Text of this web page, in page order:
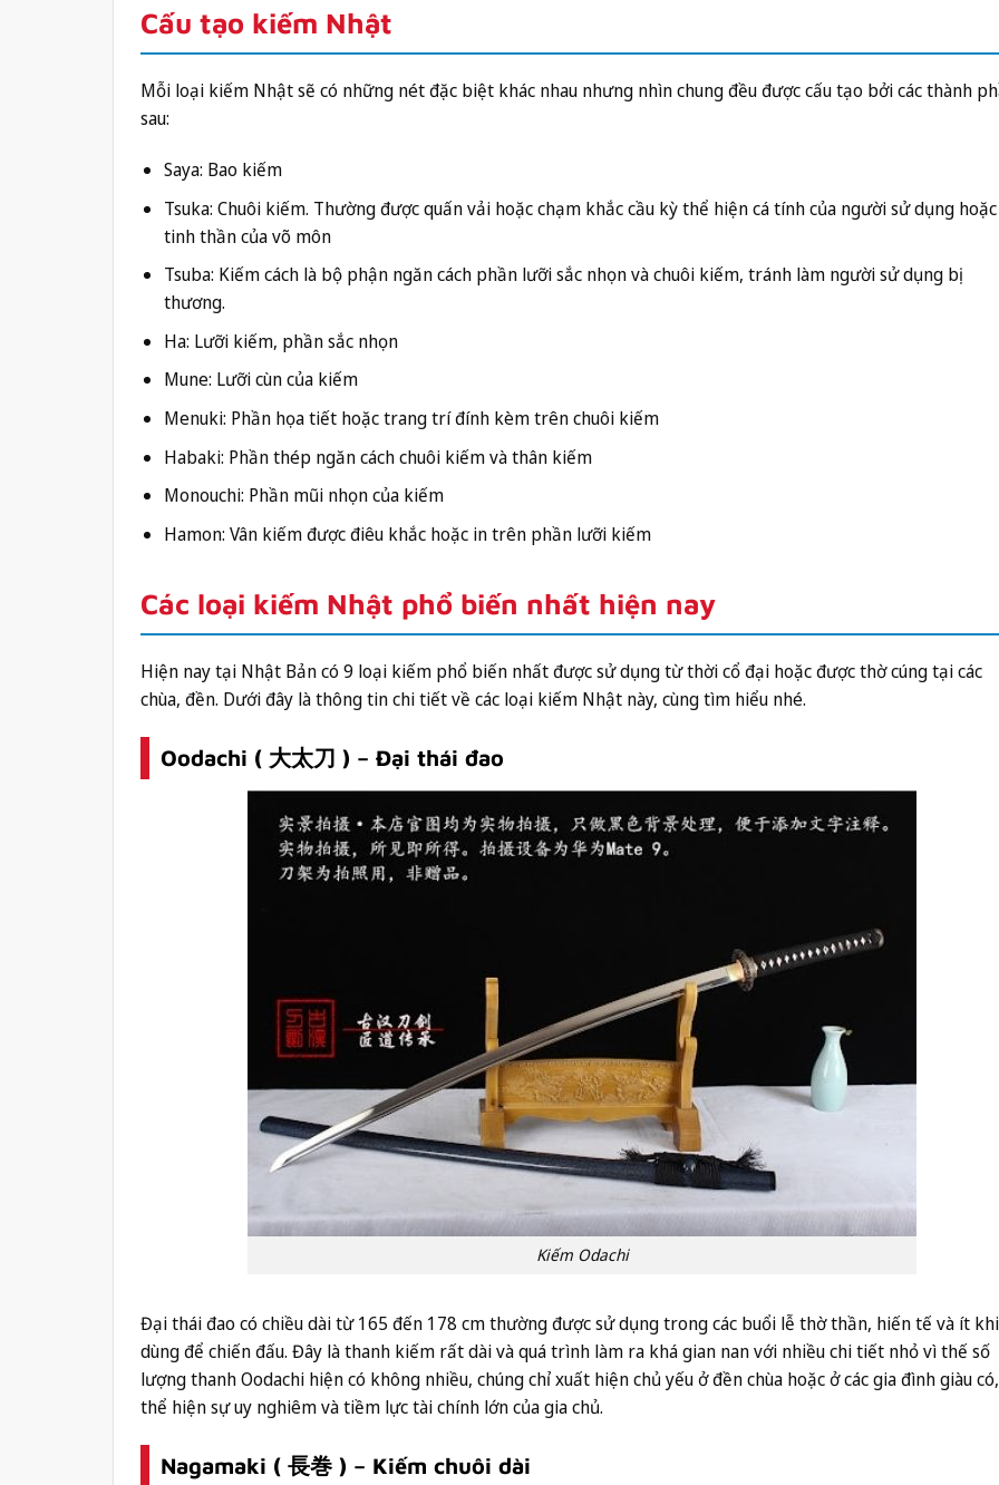
Cấu tạo kiếm Nhật
Mỗi loại kiếm Nhật sẽ có những nét đặc biệt khác nhau nhưng nhìn chung đều được cấu tạo bởi các thành
sau:
Saya: Bao kiếm
Tsuka: Chuôi kiếm. Thường được quấn vải hoặc chạm khắc cầu kỳ thể hiện cá tính của người sử dụng hoặc
tinh thần của võ môn
Tsuba: Kiếm cách là bộ phận ngăn cách phần lưỡi sắc nhọn và chuôi kiếm, tránh làm người sử dụng bị
thương.
Ha: Lưỡi kiếm, phần sắc nhọn
Mune: Lưỡi cùn của kiếm
Menuki: Phần họa tiết hoặc trang trí đính kèm trên chuôi kiếm
Habaki: Phần thép ngăn cách chuôi kiếm và thân kiếm
Monouchi: Phần mũi nhọn của kiếm
Hamon: Vân kiếm được điêu khắc hoặc in trên phần lưỡi kiếm
Các loại kiếm Nhật phổ biến nhất hiện nay
Hiện nay tại Nhật Bản có 9 loại kiếm phổ biến nhất được sử dụng từ thời cổ đại hoặc được thờ cúng tại các
chùa, đền. Dưới đây là thông tin chi tiết về các loại kiếm Nhật này, cùng tìm hiểu nhé.
Oodachi ( 大太刀 ) – Đại thái đao
Kiếm Odachi
Đại thái đao có chiều dài từ 165 đến 178 cm thường được sử dụng trong các buổi lễ thờ thần, hiến tế và ít khi
dùng để chiến đấu. Đây là thanh kiếm rất dài và quá trình làm ra khá gian nan với nhiều chi tiết nhỏ vì thế số
lượng thanh Oodachi hiện có không nhiều, chúng chỉ xuất hiện chủ yếu ở đền chùa hoặc ở các gia đình giàu có,
thể hiện sự uy nghiêm và tiềm lực tài chính lớn của gia chủ.
Nagamaki ( 長巻 ) – Kiếm chuôi dài